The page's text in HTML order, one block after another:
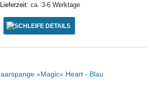
Lieferzeit: ca. 3-6 Werktage
DETAILS
»Magic« Heart - Blau